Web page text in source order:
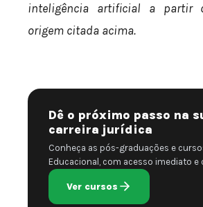
inteligência artificial a partir
origem citada acima.
Dê o próximo passo na
carreira jurídica
Conheça as pós-graduações e
Educacional, com acesso imediato e
Ver cursos